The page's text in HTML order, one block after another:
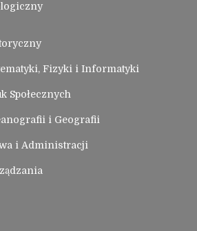
Fizyki i Informatyki
Społecznych
i Geografii
i Administracji